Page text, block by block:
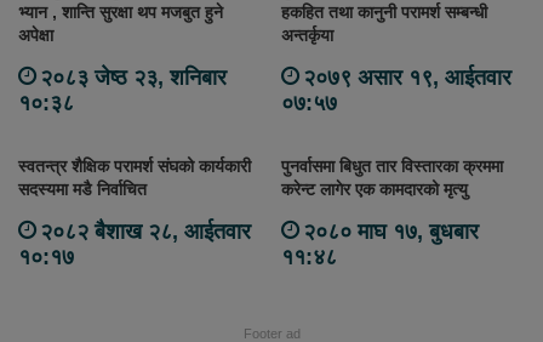
भ्यान , शान्ति सुरक्षा थप मजबुत हुने
अपेक्षा
२०८३ जेष्ठ २३, शनिबार
१०:३८
हकहित तथा कानुनी परामर्श सम्बन्धी
अन्तर्कृया
२०७९ असार १९, आईतवार
०७:५७
स्वतन्त्र शैक्षिक परामर्श संघको कार्यकारी
सदस्यमा मडै निर्वाचित
२०८२ बैशाख २८, आईतवार
१०:१७
पुनर्वासमा बिधुत तार विस्तारका क्रममा
करेन्ट लागेर एक कामदारको मृत्यु
२०८० माघ १७, बुधबार
११:४८
Footer ad